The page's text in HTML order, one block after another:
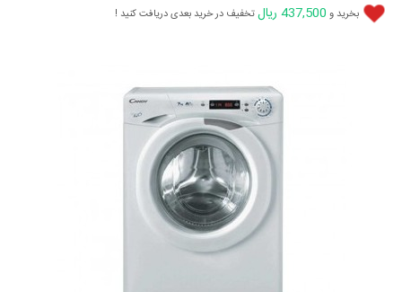
بخرید و 437,500 ریال تخفیف در خرید بعدی دریافت کنید !